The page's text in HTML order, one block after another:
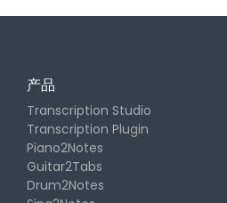
产品
Transcription Studio
Transcription Plugin
Piano2Notes
Guitar2Tabs
Drum2Notes